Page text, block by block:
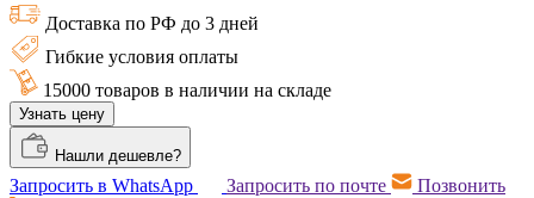
Доставка по РФ до 3 дней
Гибкие условия оплаты
15000 товаров в наличии на складе
Узнать цену
Нашли дешевле?
Запросить в WhatsApp Запросить по почте Позвонить